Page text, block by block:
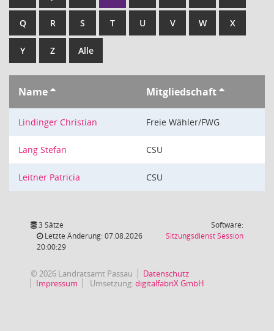
Q R S T U V W X
Y Z Alle
Name Mitgliedschaft
Lindinger Christian Freie Wähler/FWG
Lang Stefan CSU
Leitner Patricia CSU
3 Sätze
Letzte Änderung: 07.08.2026
20:00:29
Software:
SitzungsdienstSession(Wird in
© 2026 Landratsamt Passau
Datenschutz
Impressum
Umsetzung:digitalfabriX GmbH